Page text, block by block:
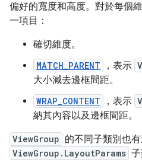
偏好的寬度和高度。對於每個
一項目：
確切維度。
MATCH_PARENT ，表示
大小減去邊框間距。
WRAP_CONTENT ，表示
納其內容以及邊框間距。
ViewGroup 的不同子類別也
ViewGroup.LayoutParams